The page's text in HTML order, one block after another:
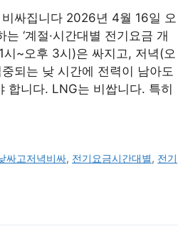
싸집니다 2026년 4월 16일 오
‘계절·시간대별 전기요금 개
시~오후 3시)은 싸지고, 저녁(오
되는 낮 시간에 전력이 남아도
합니다. LNG는 비쌉니다. 특히
싸고저녁비싸, 전기요금시간대별, 전기